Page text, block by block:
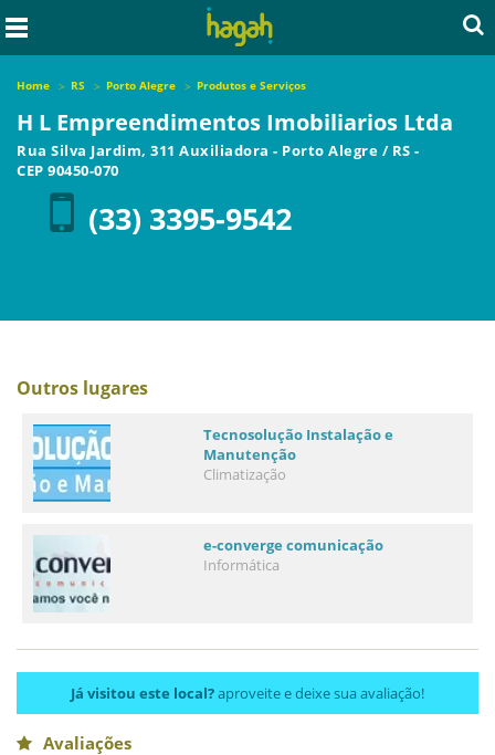
Home RS Porto Alegre Produtos e Serviços
H L Empreendimentos Imobiliarios Ltda
Rua Silva Jardim, 311 Auxiliadora - Porto Alegre / RS -
CEP 90450-070
(33) 3395-9542
Outros lugares
Tecnosolução Instalação e
Manutenção
Climatização
e-converge comunicação
Informática
Já visitou este local?aproveite e deixe sua avaliação!
Avaliações